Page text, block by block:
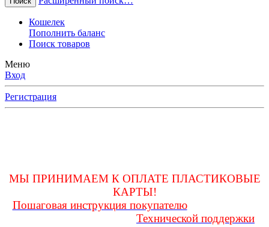
Кошелек
Пополнить баланс
Поиск товаров
Меню
Вход
Регистрация
МЫ ПРИНИМАЕМ К ОПЛАТЕ ПЛАСТИКОВЫЕ
КАРТЫ!
Пошаговая инструкция покупателюЛюбые вопросы
Технической поддержки